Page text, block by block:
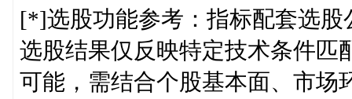
[*]选股功能参考：指标配套选
选股结果仅反映特定技术条件匹
可能，需结合个股基本面、市场